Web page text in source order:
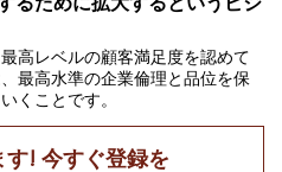
高レベルの顧客満足度を認めて
最高水準の企業倫理と品位を保
くことです。
! 今すぐ登録を